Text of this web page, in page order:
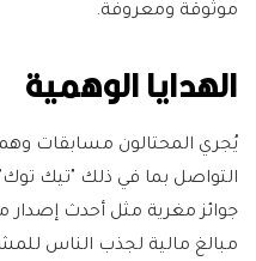
موثوقة ومعروفة.
الهدايا الوهمية
يُجري المحتالون مسابقات
التواصل بما في ذلك "تيك
جوائز مغرية مثل أحدث إصدار
مبالغ مالية لجذب الناس